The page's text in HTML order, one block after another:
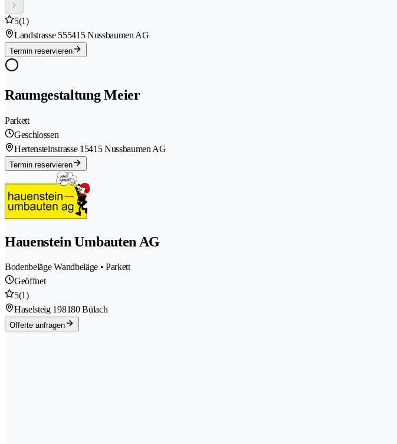
5(1)
Landstrasse 555415 Nussbaumen AG
Termin reservieren
Raumgestaltung Meier
Parkett
Geschlossen
Hertensteinstrasse 1 5415 Nussbaumen AG
Termin reservieren
Hauenstein Umbauten AG
Bodenbeläge Wandbeläge • Parkett
Geöffnet
5(1)
Haselsteig 198180 Bülach
Offerte anfragen